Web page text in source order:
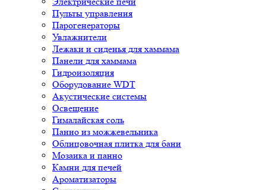
Пульты управления
Парогенераторы
Увлажнители
Лежаки и сиденья для хаммама
Панели для хаммама
Гидроизоляция
Оборудование WDT
Акустические системы
Освещение
Гималайская соль
Панно из можжевельника
Облицовочная плитка для бани
Мозаика и панно
Камни для печей
Ароматизаторы